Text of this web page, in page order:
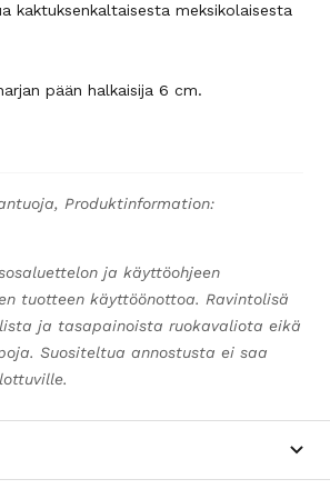
kaktuksenkaltaisesta meksikolaisesta
pään halkaisija 6 cm.
Produktinformation:
ja käyttöohjeen
tuotteen käyttöönottoa. Ravintolisä
ja tasapainoista ruokavaliota eikä
Suositeltua annostusta ei saa